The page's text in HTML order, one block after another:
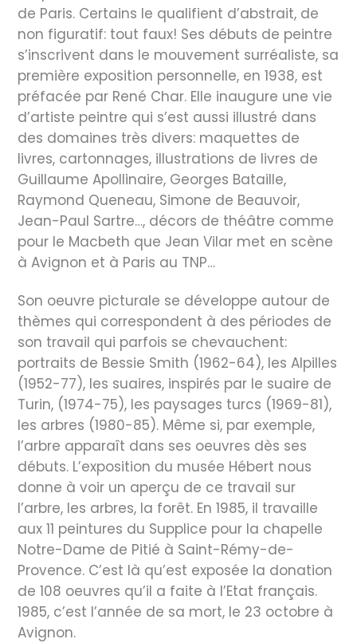
de Paris. Certains le qualifient d’abstrait, de
non figuratif: tout faux! Ses débuts de peintre
s’inscrivent dans le mouvement surréaliste, sa
première exposition personnelle, en 1938, est
préfacée par René Char. Elle inaugure une vie
d’artiste peintre qui s’est aussi illustré dans
des domaines très divers: maquettes de
livres, cartonnages, illustrations de livres de
Guillaume Apollinaire, Georges Bataille,
Raymond Queneau, Simone de Beauvoir,
Jean-Paul Sartre…, décors de théâtre comme
pour le Macbeth que Jean Vilar met en scène
à Avignon et à Paris au TNP…
Son oeuvre picturale se développe autour de
thèmes qui correspondent à des périodes de
son travail qui parfois se chevauchent:
portraits de Bessie Smith (1962-64), les Alpilles
(1952-77), les suaires, inspirés par le suaire de
Turin, (1974-75), les paysages turcs (1969-81),
les arbres (1980-85). Même si, par exemple,
l’arbre apparaît dans ses oeuvres dès ses
débuts. L’exposition du musée Hébert nous
donne à voir un aperçu de ce travail sur
l’arbre, les arbres, la forêt. En 1985, il travaille
aux 11 peintures du Supplice pour la chapelle
Notre-Dame de Pitié à Saint-Rémy-de-
Provence. C’est là qu’est exposée la donation
de 108 oeuvres qu’il a faite à l’Etat français.
1985, c’est l’année de sa mort, le 23 octobre à
Avignon.